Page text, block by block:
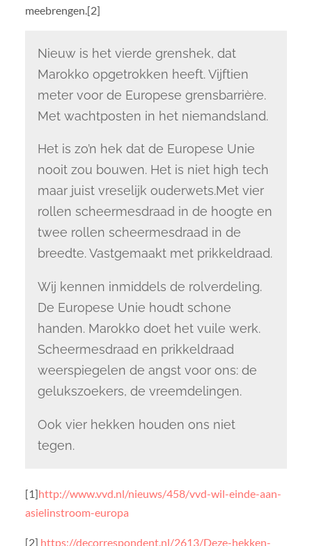
meebrengen.[2]
Nieuw is het vierde grenshek, dat
Marokko opgetrokken heeft. Vijftien
meter voor de Europese grensbarrière.
Met wachtposten in het niemandsland.
Het is zo’n hek dat de Europese Unie
nooit zou bouwen. Het is niet high tech
maar juist vreselijk ouderwets.Met vier
rollen scheermesdraad in de hoogte en
twee rollen scheermesdraad in de
breedte. Vastgemaakt met prikkeldraad.
Wij kennen inmiddels de rolverdeling.
De Europese Unie houdt schone
handen. Marokko doet het vuile werk.
Scheermesdraad en prikkeldraad
weerspiegelen de angst voor ons: de
gelukszoekers, de vreemdelingen.
Ook vier hekken houden ons niet
tegen.
[1]http://www.vvd.nl/nieuws/458/vvd-wil-einde-aan-
asielinstroom-europa
[2] https://decorrespondent.nl/2613/Deze-hekken-